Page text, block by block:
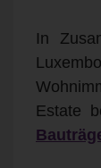
In
Estate